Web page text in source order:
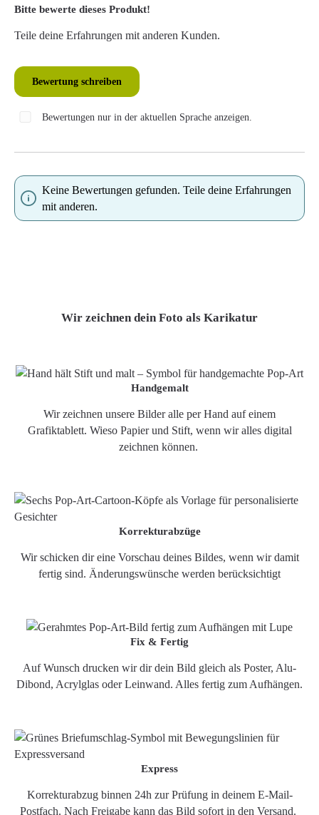
Durchschnittliche Bewertung von 0 von 5 Sternen
Bitte bewerte dieses Produkt!
Teile deine Erfahrungen mit anderen Kunden.
Bewertung schreiben
Bewertungen nur in der aktuellen Sprache anzeigen.
Keine Bewertungen gefunden. Teile deine Erfahrungen
mit anderen.
Wir zeichnen dein Foto als Karikatur
Handgemalt
Wir zeichnen unsere Bilder alle per Hand auf einem
Grafiktablett. Wieso Papier und Stift, wenn wir alles digital
zeichnen können.
Korrekturabzüge
Wir schicken dir eine Vorschau deines Bildes, wenn wir damit
fertig sind. Änderungswünsche werden berücksichtigt
Fix & Fertig
Auf Wunsch drucken wir dir dein Bild gleich als Poster, Alu-
Dibond, Acrylglas oder Leinwand. Alles fertig zum Aufhängen.
Express
Korrekturabzug binnen 24h zur Prüfung in deinem E-Mail-
Postfach. Nach Freigabe kann das Bild sofort in den Versand.